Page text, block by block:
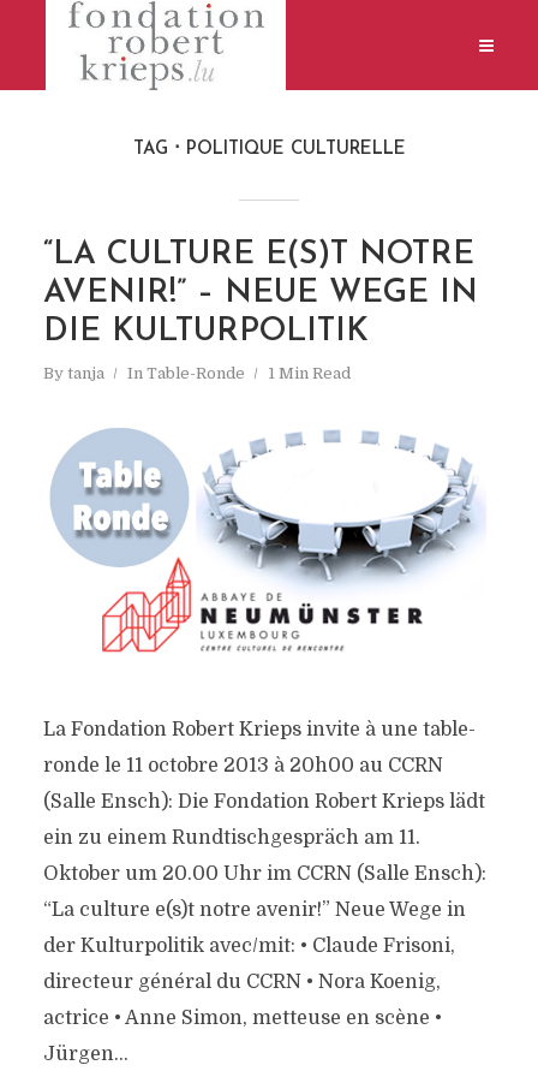
TAG POLITIQUE CULTURELLE
“LA CULTURE E(S)T NOTRE
AVENIR!” – NEUE WEGE IN
DIE KULTURPOLITIK
By tanja In Table-Ronde 1 Min Read
La Fondation Robert Krieps invite à une table-
ronde le 11 octobre 2013 à 20h00 au CCRN
(Salle Ensch): Die Fondation Robert Krieps lädt
ein zu einem Rundtischgespräch am 11.
Oktober um 20.00 Uhr im CCRN (Salle Ensch):
“La culture e(s)t notre avenir!” Neue Wege in
der Kulturpolitik avec/mit: • Claude Frisoni,
directeur général du CCRN • Nora Koenig,
actrice • Anne Simon, metteuse en scène •
Jürgen...